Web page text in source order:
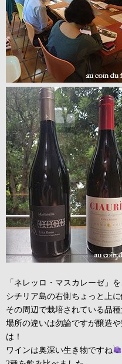
「ネレッロ・マスカレーゼ」
シチリア島の右側ちょっと上
その周辺で栽培されている品種
場所の違いは勿論ですが醸造
は！
ワインは奥深い生き物ですね